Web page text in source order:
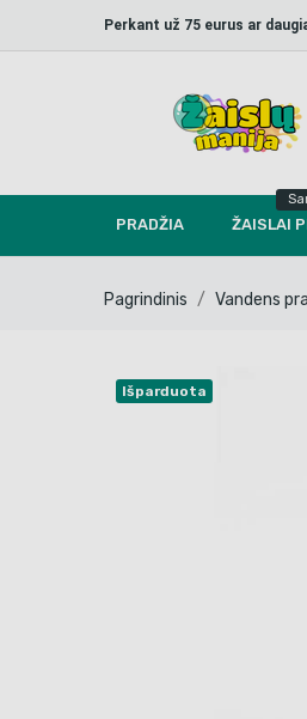
Perkant už 75 eurus ar
PRADŽIA ŽAISLAI
Pagrindinis Vandens
Išparduota